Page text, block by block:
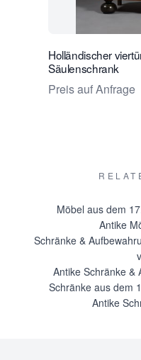
Holländischer
Säulenschrank
Preis auf Anfrage
Möbel aus dem
Antike
Schränke &
Antike Schränke &
Schränke aus dem
Antike